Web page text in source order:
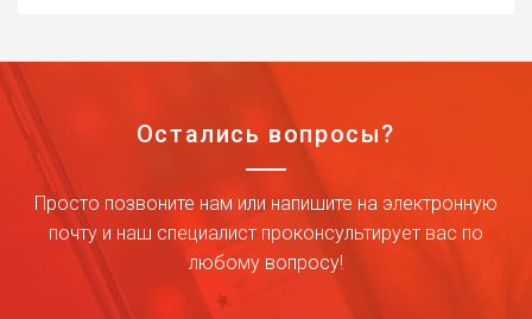
Остались вопросы?
Просто позвоните нам или напишите на электронную
почту и наш специалист проконсультирует вас по
любому вопросу!